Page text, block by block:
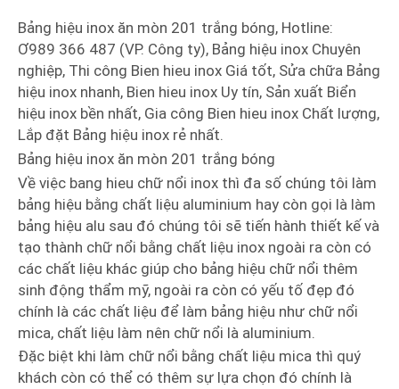
Bảng hiệu inox ăn mòn 201 trắng bóng, Hotline:
Ơ989 366 487 (VP. Công ty), Bảng hiệu inox Chuyên
nghiệp, Thi công Bien hieu inox Giá tốt, Sửa chữa Bảng
hiệu inox nhanh, Bien hieu inox Uy tín, Sản xuất Biển
hiệu inox bền nhất, Gia công Bien hieu inox Chất lượng,
Lắp đặt Bảng hiệu inox rẻ nhất.
Bảng hiệu inox ăn mòn 201 trắng bóng
Về việc bang hieu chữ nổi inox thì đa số chúng tôi làm
bảng hiệu bằng chất liệu aluminium hay còn gọi là làm
bảng hiệu alu sau đó chúng tôi sẽ tiến hành thiết kế và
tạo thành chữ nổi bằng chất liệu inox ngoài ra còn có
các chất liệu khác giúp cho bảng hiệu chữ nổi thêm
sinh động thẩm mỹ, ngoài ra còn có yếu tố đẹp đó
chính là các chất liệu để làm bảng hiệu như chữ nổi
mica, chất liệu làm nên chữ nổi là aluminium.
Đặc biệt khi làm chữ nổi bằng chất liệu mica thì quý
khách còn có thể có thêm sự lựa chọn đó chính là